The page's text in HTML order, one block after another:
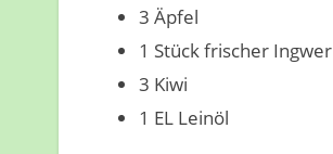
3 Äpfel
1 Stück frischer Ingwer
3 Kiwi
1 EL Leinöl